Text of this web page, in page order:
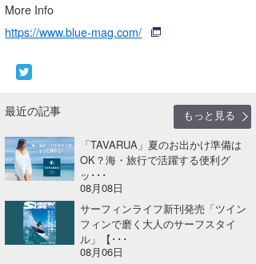
More Info
https://www.blue-mag.com/
最近の記事
もっと見る
「TAVARUA」夏のお出かけ準備は
OK？海・旅行で活躍する便利グ
ッ･･･
08月08日
サーフィンライフ新刊発売「ツイン
フィンで磨く大人のサーフスタイ
ル」【･･･
08月06日